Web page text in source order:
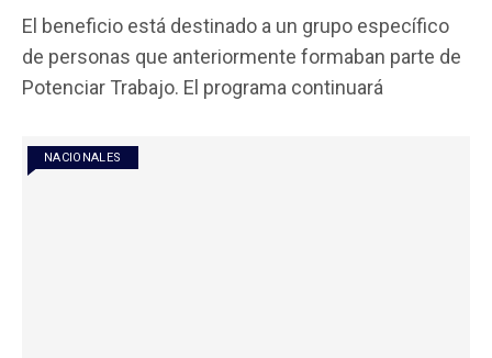
ce
b
o
k
tt
er
at
s
A
ail m
p
ar
El beneficio está destinado a un grupo específico
de personas que anteriormente formaban parte de
Potenciar Trabajo. El programa continuará
NACIONALES